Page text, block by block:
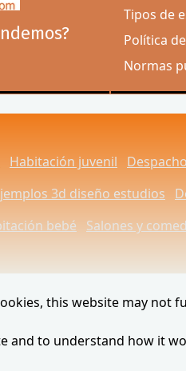
Tipos de
Política
Normas
Habitación juvenil
3d diseño estudios
bebé Salones y
this website may not
and to understand how it